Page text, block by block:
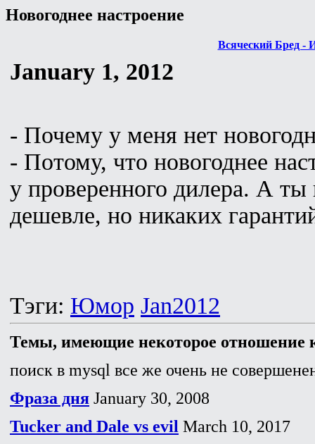
Новогоднее настроение
Всяческий Бред -
January 1, 2012
- Почему у меня нет
- Потому, что новогоднее
у проверенного дилера. А
дешевле, но никаких
Тэги: Юмор Jan2012
Темы, имеющие некоторое отношение
поиск в mysql все же очень не
Фраза дня January 30, 2008
Tucker and Dale vs evil March 10, 2017